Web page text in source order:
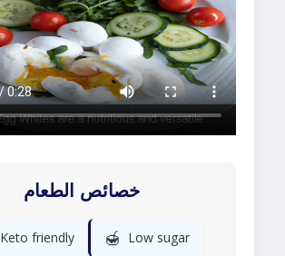
خصائص الطعام
Keto friendly 🍯 Low sugar